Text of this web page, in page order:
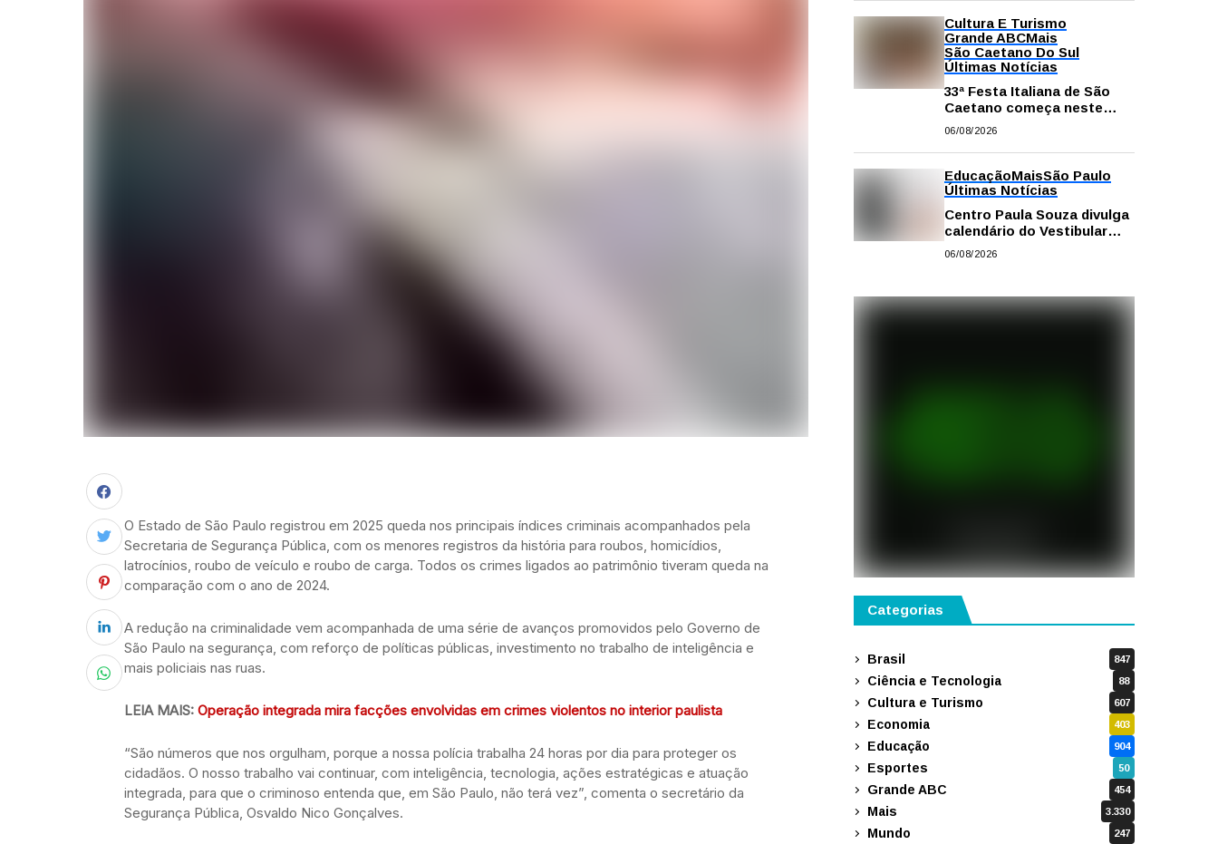
O Estado de São Paulo registrou em 2025 queda nos principais índices criminais acompanhados pela
Secretaria de Segurança Pública, com os menores registros da história para roubos, homicídios,
latrocínios, roubo de veículo e roubo de carga. Todos os crimes ligados ao patrimônio tiveram queda na
comparação com o ano de 2024.
A redução na criminalidade vem acompanhada de uma série de avanços promovidos pelo Governo de
São Paulo na segurança, com reforço de políticas públicas, investimento no trabalho de inteligência e
mais policiais nas ruas.
LEIA MAIS: Operação integrada mira facções envolvidas em crimes violentos no interior paulista
“São números que nos orgulham, porque a nossa polícia trabalha 24 horas por dia para proteger os
cidadãos. O nosso trabalho vai continuar, com inteligência, tecnologia, ações estratégicas e atuação
integrada, para que o criminoso entenda que, em São Paulo, não terá vez”, comenta o secretário da
Segurança Pública, Osvaldo Nico Gonçalves.
Cultura E Turismo
Grande ABCMais
São Caetano Do Sul
Últimas Notícias
33ª Festa Italiana de São
Caetano começa neste
sábado com mais barracas
e atrações
06/08/2026
EducaçãoMaisSão Paulo
Últimas Notícias
Centro Paula Souza divulga
calendário do Vestibular
das Fatecs para o primeiro
06/08/2026
Categorias
Brasil 847
Ciência e Tecnologia 88
Cultura e Turismo 607
Economia 403
Educação 904
Esportes 50
Grande ABC 454
Mais 3.330
Mundo 247